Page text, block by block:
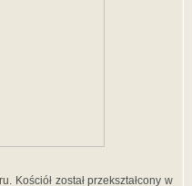
Kościół został przekształcony w